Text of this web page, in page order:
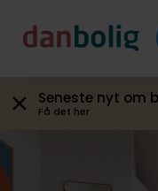
Seneste nyt om
Få det her
Plantegning